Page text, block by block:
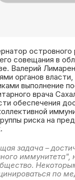
островного
совещания в
Валерий
органов
выполнение
врача
обеспечения
риска на
задача –
иммунитета",
по